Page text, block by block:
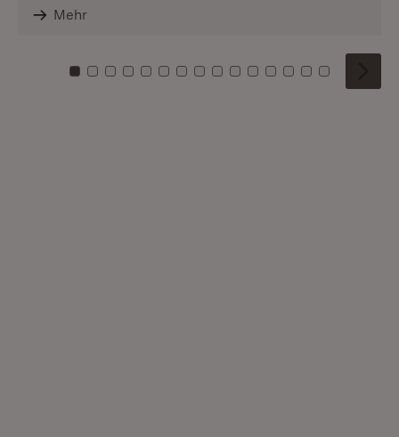
Mehr
Zu Kachel: 0
Zu Kachel: 1
Zu Kachel: 2
Zu Kachel: 3
Zu Kachel: 4
Zu Kachel: 5
Zu Kachel: 6
Zu Kachel: 7
Zu Kachel: 8
Zu Kachel: 9
Zu Kachel: 10
Zu Kachel: 11
Zu Kachel: 12
Zu Kachel:
Zu